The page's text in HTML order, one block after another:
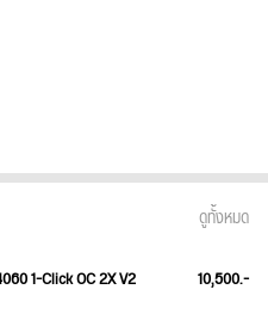
ดูทั้งหมด
1-Click OC 2X V2 10,500.-